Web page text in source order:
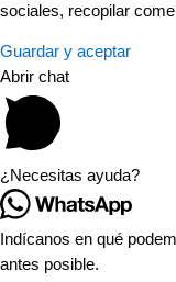
sociales, recopilar
Guardar y aceptar
Abrir chat
¿Necesitas ayuda?
Indícanos en qué
antes posible.